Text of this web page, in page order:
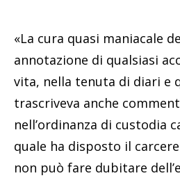
«La cura quasi maniacale
annotazione di qualsiasi
vita, nella tenuta di diari e
trascriveva anche
nell’ordinanza di custodia
quale ha disposto il
non può fare dubitare